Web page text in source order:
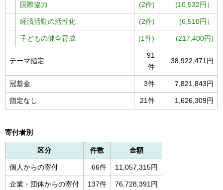
国際協力 (2件) (10,532円）
経済活動の活性化 (2件) (6,510円）
子どもの健全育成 (1件) (217,400円)
テーマ指定
91
件
38,922,471円
冠基金 3件 7,821,843円
指定なし 21件 1,626,309円
寄付者別
区分 件数 金額
個人からの寄付 66件 11,057,315円
企業・団体からの寄付 137件 76,728,391円